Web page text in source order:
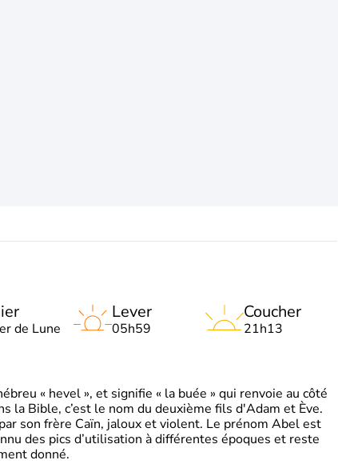
de Lune
Lever
05h59
Coucher
21h13
« hevel », et signifie « la buée » qui renvoie au côté
la Bible, c’est le nom du deuxième fils d'Adam et Ève.
son frère Caïn, jaloux et violent. Le prénom Abel est
des pics d’utilisation à différentes époques et reste
donné.